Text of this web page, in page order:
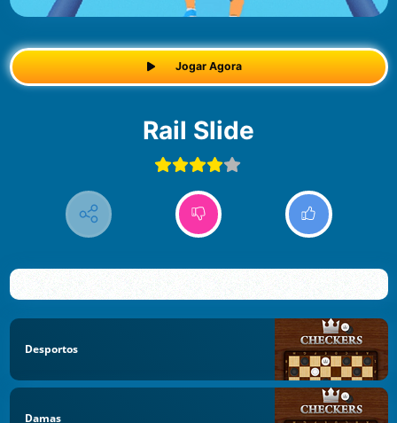
Jogar Agora
Rail Slide
Desportos
Damas